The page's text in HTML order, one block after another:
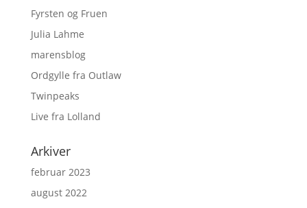
Fyrsten og Fruen
Julia Lahme
marensblog
Ordgylle fra Outlaw
Twinpeaks
Live fra Lolland
Arkiver
februar 2023
august 2022